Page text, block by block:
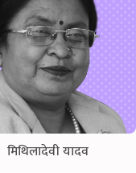
मिथिलादेवी यादव